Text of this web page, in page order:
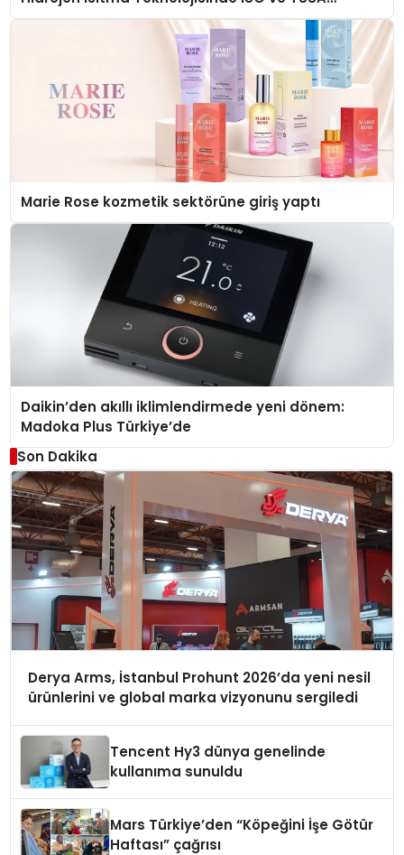
Düzenleyici Onaylarını Aldı
Marie Rose kozmetik sektörüne giriş yaptı
Daikin’den akıllı iklimlendirmede yeni dönem:
Madoka Plus Türkiye’de
Son Dakika
Derya Arms, İstanbul Prohunt 2026’da yeni nesil
ürünlerini ve global marka vizyonunu sergiledi
Tencent Hy3 dünya genelinde
kullanıma sunuldu
Mars Türkiye’den “Köpeğini İşe Götür
Haftası” çağrısı